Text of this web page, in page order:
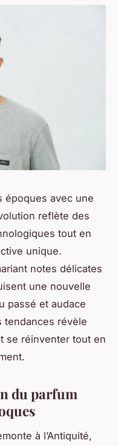
époques avec une
reflète des
tout en
unique.
notes délicates
une nouvelle
passé et audace
tendances révèle
se réinventer tout en
du parfum
à l’Antiquité,